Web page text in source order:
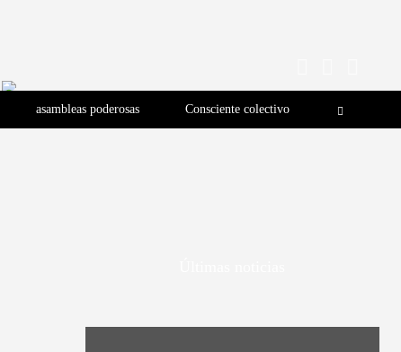
asambleas poderosas Consciente colectivo